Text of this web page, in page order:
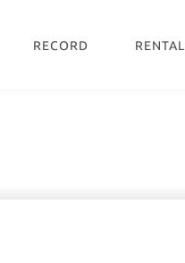
RECORD RENTAL